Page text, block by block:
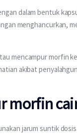
dalam bentuk
menghancurkan,
mencampur morfin
akibat
morfin
jarum suntik dosis